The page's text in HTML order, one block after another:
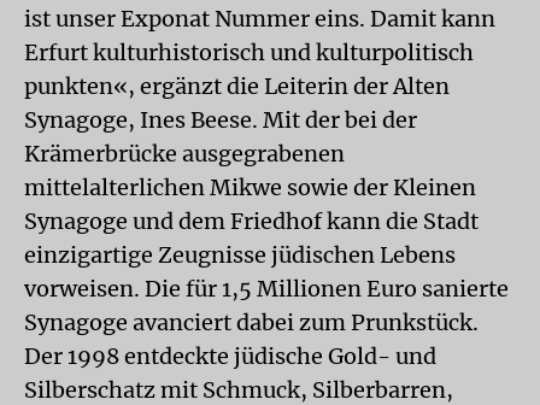
ist unser Exponat Nummer eins. Damit kann
Erfurt kulturhistorisch und kulturpolitisch
punkten«, ergänzt die Leiterin der Alten
Synagoge, Ines Beese. Mit der bei der
Krämerbrücke ausgegrabenen
mittelalterlichen Mikwe sowie der Kleinen
Synagoge und dem Friedhof kann die Stadt
einzigartige Zeugnisse jüdischen Lebens
vorweisen. Die für 1,5 Millionen Euro sanierte
Synagoge avanciert dabei zum Prunkstück.
Der 1998 entdeckte jüdische Gold- und
Silberschatz mit Schmuck, Silberbarren,